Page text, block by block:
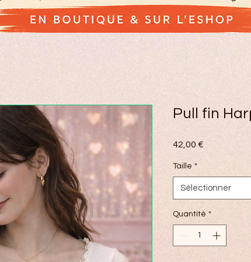
Pull fin
42,00 €
Taille *
Sélectionner
Quantité *